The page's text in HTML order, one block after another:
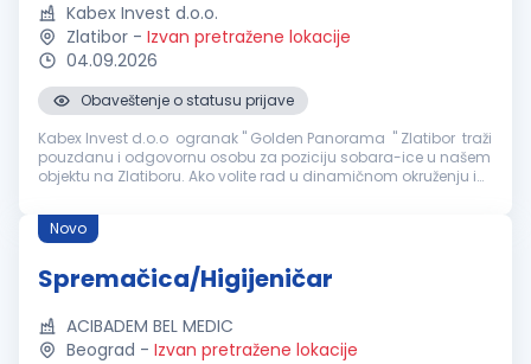
Kabex Invest d.o.o.
Zlatibor - Izvan pretražene lokacije
04.09.2026
Obaveštenje o statusu prijave
Kabex Invest d.o.o ogranak " Golden Panorama " Zlatibor traži
pouzdanu i odgovornu osobu za poziciju sobara-ice u našem
objektu na Zlatiboru. Ako volite rad u dinamičnom okruženju i
prid...
Novo
Spremačica/Higijeničar
ACIBADEM BEL MEDIC
Beograd - Izvan pretražene lokacije